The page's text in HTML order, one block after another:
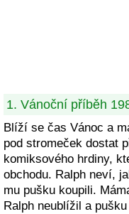
1. Vánoční příběh
Blíží se čas Vánoc a
pod stromeček dostat
komiksového hrdiny,
obchodu. Ralph neví,
mu pušku koupili.
Ralph neublížil a